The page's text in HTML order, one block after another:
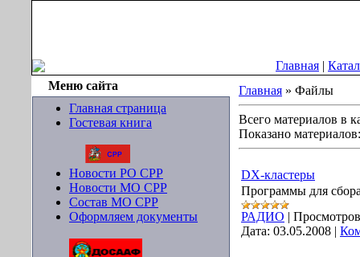
Главная |
Меню сайта
Главная страница
Гостевая книга
Новости РО СРР
Новости МО СРР
Состав МО СРР
Оформляем документы
Главная » Файлы
Всего материалов в
Показано
DX-кластеры
Программы для
РАДИО |
Дата: 03.05.2008 |